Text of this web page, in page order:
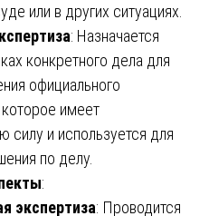
или в других ситуациях.
: Назначается
конкретного дела для
официального
имеет
силу и используется для
по делу.
:
экспертиза: Проводится